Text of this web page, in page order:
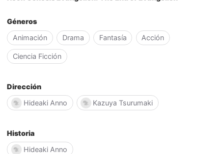
Géneros
Animación
Drama Fantasía Acción
Ciencia Ficción
Dirección
Hideaki Anno
Kazuya Tsurumaki
Historia
Hideaki Anno